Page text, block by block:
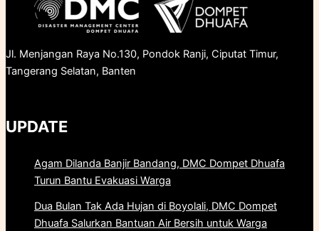
Jl. Menjangan Raya No.130, Pondok Ranji, Ciputat Timur,
Tangerang Selatan, Banten
UPDATE
Agam Dilanda Banjir Bandang, DMC Dompet Dhuafa
Turun Bantu Evakuasi Warga
Dua Bulan Tak Ada Hujan di Boyolali, DMC Dompet
Dhuafa Salurkan Bantuan Air Bersih untuk Warga